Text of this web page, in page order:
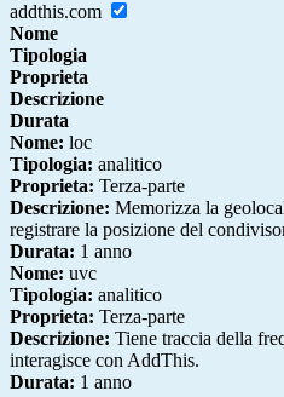
addthis.com
Nome
Tipologia
Proprieta
Descrizione
Durata
Nome: loc
Tipologia: analitico
Proprieta: Terza-parte
Descrizione: Memorizza la
registrare la posizione del
Durata: 1 anno
Nome: uvc
Tipologia: analitico
Proprieta: Terza-parte
Descrizione: Tiene traccia della
interagisce con AddThis.
Durata: 1 anno